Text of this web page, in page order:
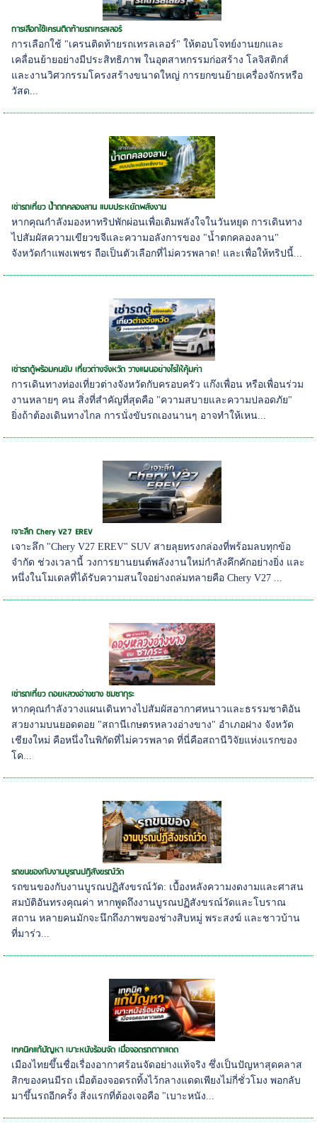
การเลือกใช้เครนติดท้ายรถเทรลเลอร์
การเลือกใช้ "เครนติดท้ายรถเทรลเลอร์" ให้ตอบโจทย์งานยกและ
เคลื่อนย้ายอย่างมีประสิทธิภาพ ในอุตสาหกรรมก่อสร้าง โลจิสติกส์
และงานวิศวกรรมโครงสร้างขนาดใหญ่ การยกขนย้ายเครื่องจักรหรือ
วัสด...
เช่ารถเที่ยว น้ำตกคลองลาน แบบประหยัดพลังงาน
หากคุณกำลังมองหาทริปพักผ่อนเพื่อเติมพลังใจในวันหยุด การเดินทาง
ไปสัมผัสความเขียวขจีและความอลังการของ "น้ำตกคลองลาน"
จังหวัดกำแพงเพชร ถือเป็นตัวเลือกที่ไม่ควรพลาด! และเพื่อให้ทริปนี้...
เช่ารถตู้พร้อมคนขับ เที่ยวต่างจังหวัด วางแผนอย่างไรให้คุ้มค่า
การเดินทางท่องเที่ยวต่างจังหวัดกับครอบครัว แก๊งเพื่อน หรือเพื่อนร่วม
งานหลายๆ คน สิ่งที่สำคัญที่สุดคือ "ความสบายและความปลอดภัย"
ยิ่งถ้าต้องเดินทางไกล การนั่งขับรถเองนานๆ อาจทำให้เหน...
เจาะลึก Chery V27 EREV
เจาะลึก "Chery V27 EREV" SUV สายลุยทรงกล่องที่พร้อมลบทุกข้อ
จำกัด ช่วงเวลานี้ วงการยานยนต์พลังงานใหม่กำลังคึกคักอย่างยิ่ง และ
หนึ่งในโมเดลที่ได้รับความสนใจอย่างถล่มทลายคือ Chery V27 ...
เช่ารถเที่ยว ดอยหลวงอ่างขาง ชมซากุระ
หากคุณกำลังวางแผนเดินทางไปสัมผัสอากาศหนาวและธรรมชาติอัน
สวยงามบนยอดดอย "สถานีเกษตรหลวงอ่างขาง" อำเภอฝาง จังหวัด
เชียงใหม่ คือหนึ่งในพิกัดที่ไม่ควรพลาด ที่นี่คือสถานีวิจัยแห่งแรกของ
โค...
รถขนของกับงานบูรณปฏิสังขรณ์วัด
รถขนของกับงานบูรณปฏิสังขรณ์วัด: เบื้องหลังความงดงามและศาสน
สมบัติอันทรงคุณค่า หากพูดถึงงานบูรณปฏิสังขรณ์วัดและโบราณ
สถาน หลายคนมักจะนึกถึงภาพของช่างสิบหมู่ พระสงฆ์ และชาวบ้าน
ที่มาร่ว...
เทคนิคแก้ปัญหา เบาะหนังร้อนจัด เมื่อจอดรถตากแดด
เมืองไทยขึ้นชื่อเรื่องอากาศร้อนจัดอย่างแท้จริง ซึ่งเป็นปัญหาสุดคลาส
สิกของคนมีรถ เมื่อต้องจอดรถทิ้งไว้กลางแดดเพียงไม่กี่ชั่วโมง พอกลับ
มาขึ้นรถอีกครั้ง สิ่งแรกที่ต้องเจอคือ "เบาะหนัง...